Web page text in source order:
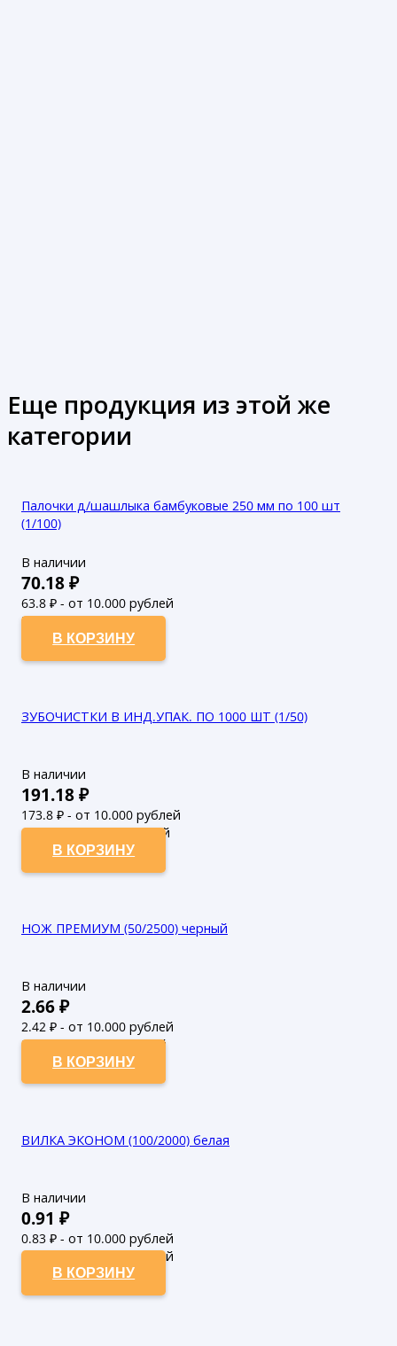
Еще продукция из этой же
категории
Палочки д/шашлыка бамбуковые 250 мм по 100 шт
(1/100)
В наличии
70.18₽
63.8 ₽ - от 10.000 рублей
58₽ - от 50.000 рублей
В КОРЗИНУ
ЗУБОЧИСТКИ В ИНД.УПАК. ПО 1000 ШТ (1/50)
В наличии
191.18₽
173.8 ₽ - от 10.000 рублей
158₽ - от 50.000 рублей
В КОРЗИНУ
НОЖ ПРЕМИУМ (50/2500) черный
В наличии
2.66₽
2.42 ₽ - от 10.000 рублей
2.2₽ - от 50.000 рублей
В КОРЗИНУ
ВИЛКА ЭКОНОМ (100/2000) белая
В наличии
0.91 ₽
0.83 ₽ - от 10.000 рублей
0.75₽ - от 50.000 рублей
В КОРЗИНУ